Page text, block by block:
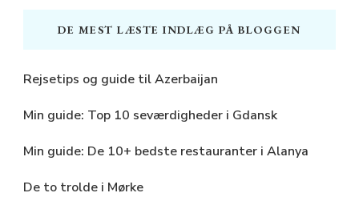
DE MEST LÆSTE INDLÆG PÅ BLOGGEN
Rejsetips og guide til Azerbaijan
Min guide: Top 10 seværdigheder i Gdansk
Min guide: De 10+ bedste restauranter i Alanya
De to trolde i Mørke